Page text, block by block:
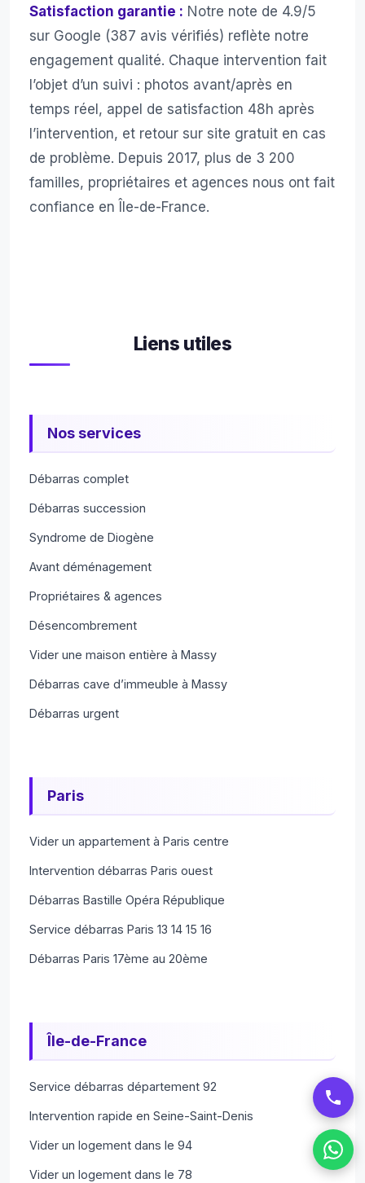
Satisfaction garantie : Notre note de 4.9/5
sur Google (387 avis vérifiés) reflète notre
engagement qualité. Chaque intervention fait
l’objet d’un suivi : photos avant/après en
temps réel, appel de satisfaction 48h après
l’intervention, et retour sur site gratuit en cas
de problème. Depuis 2017, plus de 3 200
familles, propriétaires et agences nous ont fait
confiance en Île-de-France.
Liens utiles
Nos services
Débarras complet
Débarras succession
Syndrome de Diogène
Avant déménagement
Propriétaires & agences
Désencombrement
Vider une maison entière à Massy
Débarras cave d’immeuble à Massy
Débarras urgent
Paris
Vider un appartement à Paris centre
Intervention débarras Paris ouest
Débarras Bastille Opéra République
Service débarras Paris 13 14 15 16
Débarras Paris 17ème au 20ème
Île-de-France
Service débarras département 92
Intervention rapide en Seine-Saint-Denis
Vider un logement dans le 94
Vider un logement dans le 78